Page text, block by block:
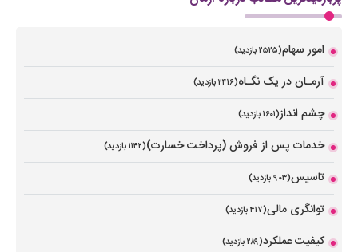
امور سهام(۲۵۲۵ بازدید)
آرمـان در یک نگـاه(۲۴۱۶ بازدید)
چشم انداز(۱۶۰۱ بازدید)
خدمات پس از فروش (پرداخت خسارت)(۱۱۴۲ بازدید)
تاسیس(۹۰۳ بازدید)
توانگری مالی(۴۱۷ بازدید)
کیفیت عملکرد(۲۸۹ بازدید)